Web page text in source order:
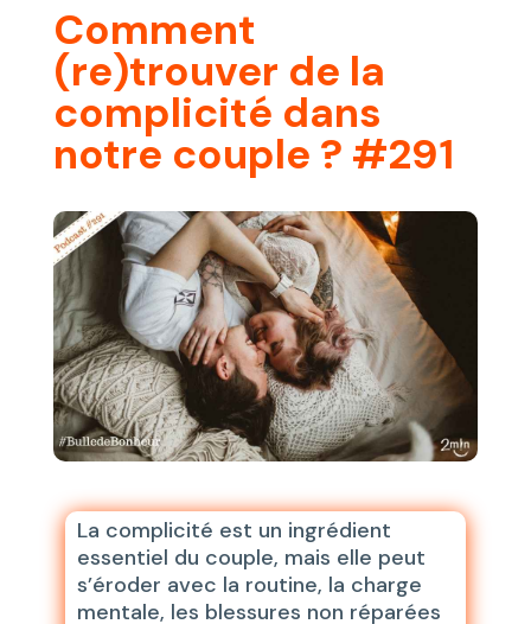
Comment
(re)trouver de la
complicité dans
notre couple ? #291
La complicité est un ingrédient
essentiel du couple, mais elle peut
s’éroder avec la routine, la charge
mentale, les blessures non réparées